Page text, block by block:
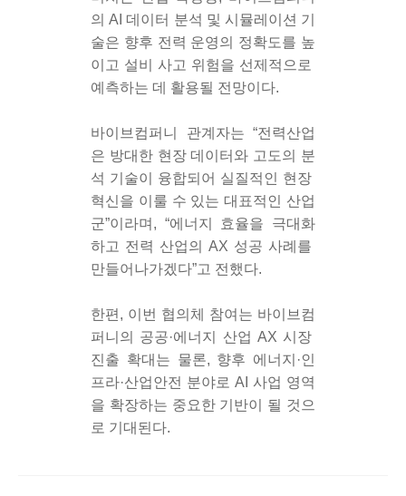
의 AI 데이터 분석 및 시뮬레이션 기
술은 향후 전력 운영의 정확도를 높
이고 설비 사고 위험을 선제적으로
예측하는 데 활용될 전망이다.
바이브컴퍼니 관계자는 “전력산업
은 방대한 현장 데이터와 고도의 분
석 기술이 융합되어 실질적인 현장
혁신을 이룰 수 있는 대표적인 산업
군”이라며, “에너지 효율을 극대화
하고 전력 산업의 AX 성공 사례를
만들어나가겠다”고 전했다.
한편, 이번 협의체 참여는 바이브컴
퍼니의 공공·에너지 산업 AX 시장
진출 확대는 물론, 향후 에너지·인
프라·산업안전 분야로 AI 사업 영역
을 확장하는 중요한 기반이 될 것으
로 기대된다.